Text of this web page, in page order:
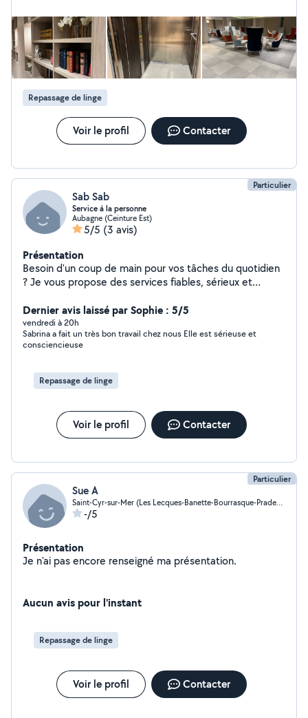
Repassage de linge
Voir le profil Contacter
Particulier
Sab Sab
Service á la personne
Aubagne (Ceinture Est)
5/5 (3 avis)
Présentation
Besoin d'un coup de main pour vos tâches du quotidien
? Je vous propose des services fiables, sérieux et
récupération de drive. Préparation de vos repas avec
livraison a domicile. Dépôt et retrait de colis. Ménage et
repassage à domicile Accompagnement à vos rendez-
vous médicaux. Aide aux démarches administratives.
personnalisé. Disponibilité rapide. Simplifiez-vous la vie
en toute confiance. Pour plus de renseignements,
Dernier avis laissé par Sophie : 5/5
vendredi à 20h
Sabrina a fait un très bon travail chez nous Elle est sérieuse et
consciencieuse
Repassage de linge
Voir le profil Contacter
Particulier
Sue A
Saint-Cyr-sur-Mer (Les Lecques-Banette-Bourrasque-Pradeaux)
-/5
Présentation
Je n'ai pas encore renseigné ma présentation.
Aucun avis pour l'instant
Repassage de linge
Voir le profil Contacter